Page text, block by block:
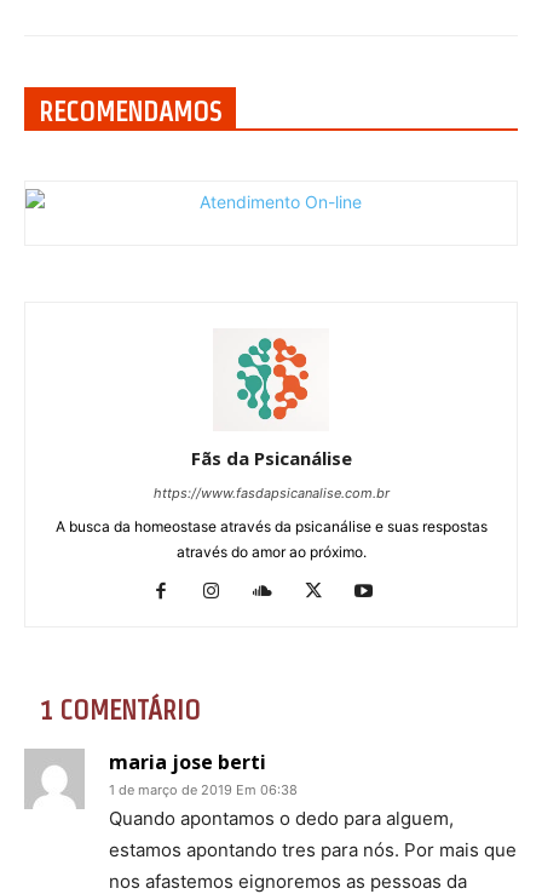
RECOMENDAMOS
Fãs da Psicanálise
https://www.fasdapsicanalise.com.br
A busca da homeostase através da psicanálise e suas respostas
através do amor ao próximo.
1 COMENTÁRIO
maria jose berti
1 de março de 2019 Em 06:38
Quando apontamos o dedo para alguem,
estamos apontando tres para nós. Por mais que
nos afastemos eignoremos as pessoas da